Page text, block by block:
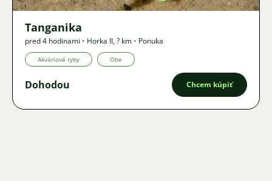
Tanganika
pred 4 hodinami • Horka II,? km • Ponuka
Akváriové ryby Obe
Dohodou Chcem kúpiť